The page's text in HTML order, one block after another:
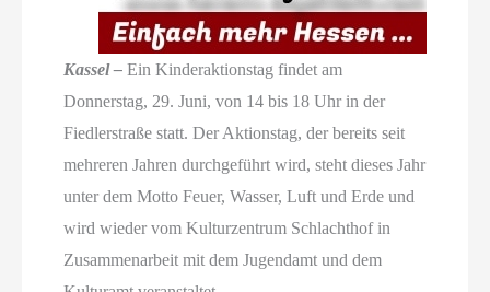
Kassel – Ein Kinderaktionstag findet am
Donnerstag, 29. Juni, von 14 bis 18 Uhr in der
Fiedlerstraße statt. Der Aktionstag, der bereits seit
mehreren Jahren durchgeführt wird, steht dieses Jahr
unter dem Motto Feuer, Wasser, Luft und Erde und
wird wieder vom Kulturzentrum Schlachthof in
Zusammenarbeit mit dem Jugendamt und dem